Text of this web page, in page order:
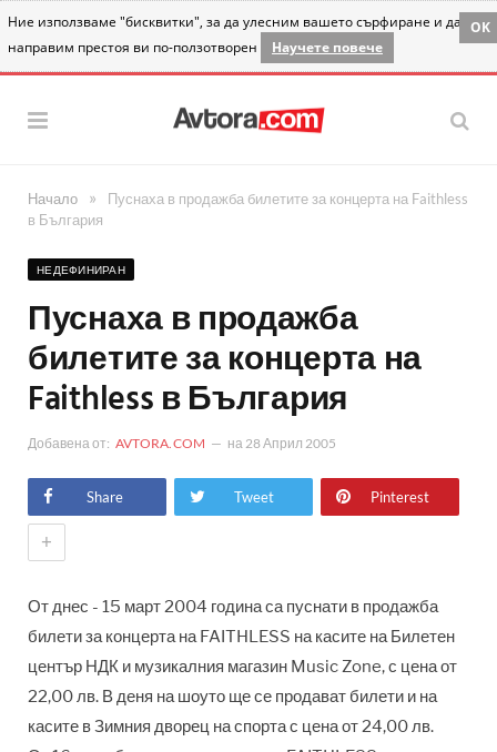
Ние използваме "бисквитки", за да улесним вашето сърфиране и да
направим престоя ви по-ползотворен
Научете повече
OK
Начало »
Пуснаха в продажба билетите за концерта на Faithless
в България
НЕДЕФИНИРАН
Пуснаха в продажба
билетите за концерта на
Faithless в България
Добавена от: AVTORA.COM на 28 Април 2005
Share Tweet Pinterest
+
От днес - 15 март 2004 година са пуснати в продажба
билети за концерта на FAITHLESS на касите на Билетен
център НДК и музикалния магазин Music Zone, с цена от
22,00 лв. В деня на шоуто ще се продават билети и на
касите в Зимния дворец на спорта с цена от 24,00 лв.